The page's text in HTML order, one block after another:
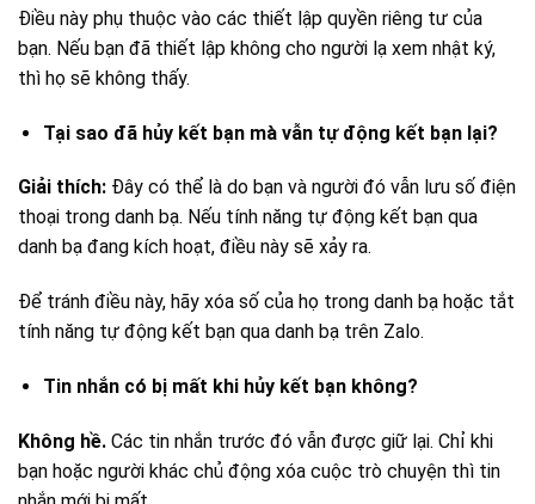
Điều này phụ thuộc vào các thiết lập quyền riêng tư của
bạn. Nếu bạn đã thiết lập không cho người lạ xem nhật ký,
thì họ sẽ không thấy.
Tại sao đã hủy kết bạn mà vẫn tự động kết bạn lại?
Giải thích: Đây có thể là do bạn và người đó vẫn lưu số điện
thoại trong danh bạ. Nếu tính năng tự động kết bạn qua
danh bạ đang kích hoạt, điều này sẽ xảy ra.
Để tránh điều này, hãy xóa số của họ trong danh bạ hoặc tắt
tính năng tự động kết bạn qua danh bạ trên Zalo.
Tin nhắn có bị mất khi hủy kết bạn không?
Không hề. Các tin nhắn trước đó vẫn được giữ lại. Chỉ khi
bạn hoặc người khác chủ động xóa cuộc trò chuyện thì tin